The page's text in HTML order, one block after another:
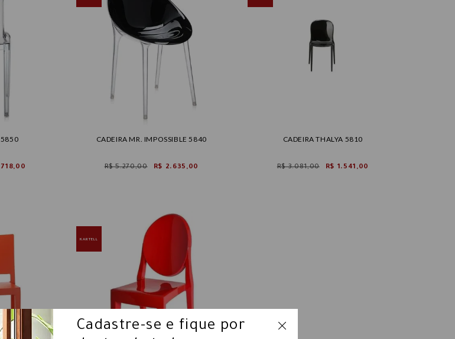
5850 CADEIRA MR. IMPOSSIBLE 5840
R$ 5.270,00 R$ 2.635,00
CADEIRA THALYA 5810
R$ 3.081,00 R$ 1.541,00
KARTELL
Cadastre-se e fique por